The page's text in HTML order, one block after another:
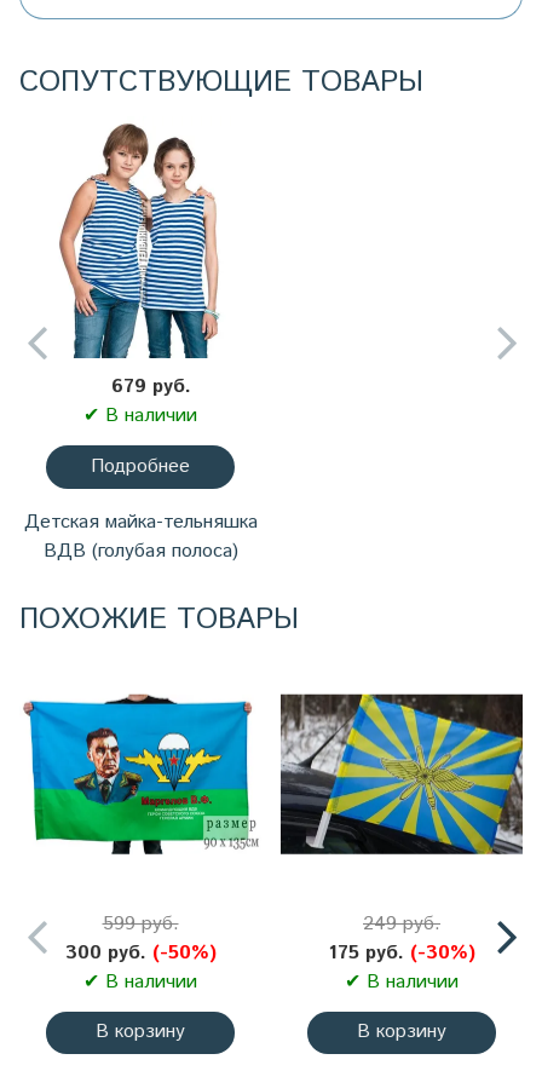
СОПУТСТВУЮЩИЕ ТОВАРЫ
679 руб.
✔ В наличии
Подробнее
Детская майка-тельняшка
ВДВ (голубая полоса)
ПОХОЖИЕ ТОВАРЫ
599 руб.
300 руб. (-50%)
✔ В наличии
В корзину
249 руб.
175 руб. (-30%)
✔ В наличии
В корзину